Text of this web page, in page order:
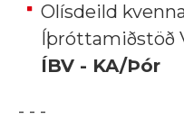
Olísdeild
Íþróttamiðstöð
ÍBV - KA/Þór
- - -